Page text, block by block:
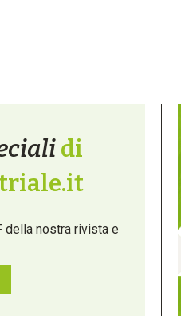
di
della nostra rivista e